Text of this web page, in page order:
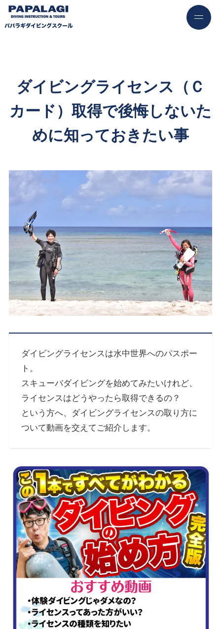
ダイビングライセンス（Ｃ
カード）取得で後悔しないた
めに知っておきたい事
ダイビングライセンスは水中世界へのパスポー
ト。
スキューバダイビングを始めてみたいけれど、
ライセンスはどうやったら取得できるの？
という方へ、ダイビングライセンスの取り方に
ついて動画を交えてご紹介します。